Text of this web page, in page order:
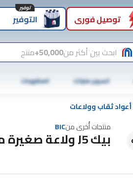
توصيل فوري التوفير
توفير
ابحث بين أكثر من50,000+ منتج
السوبر ماركت المشروبات
أعواد ثقاب وولاعات
منتجات أُخرى منBIC
بيك J5 ولاعة صغيرة متنوعة